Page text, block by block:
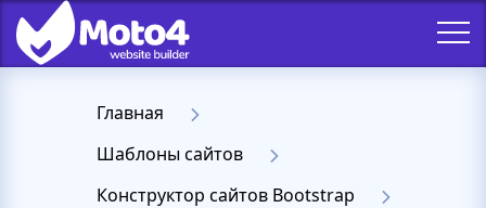
Главная
Шаблоны сайтов
Конструктор сайтов Bootstrap